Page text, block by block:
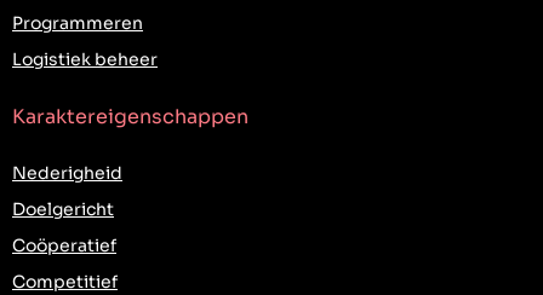
Programmeren
Logistiek beheer
Karaktereigenschappen
Nederigheid
Doelgericht
Coöperatief
Competitief